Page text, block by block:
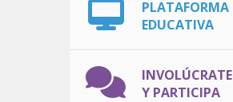
PLATAFORMA
EDUCATIVA
INVOLÚCRATE
Y PARTICIPA